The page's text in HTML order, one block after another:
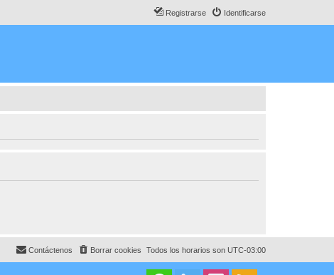
Identificarse
Registrarse
Todos los horarios son UTC-03:00
Borrar cookies
Contáctenos